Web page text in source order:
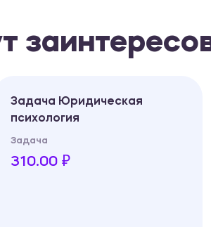
Задача Юридическая
психология
Задача
310.00 ₽